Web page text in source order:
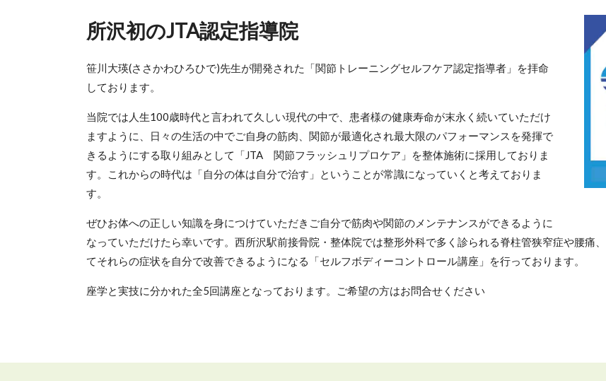
所沢初のJTA認定指導院
笹川大瑛(ささかわひろひで)先生が開発された「関節トレーニングセルフケア認定指導者」を拝命
しております。
当院では人生100歳時代と言われて久しい現代の中で、患者様の健康寿命が末永く続いていただけ
ますように、日々の生活の中でご自身の筋肉、関節が最適化され最大限のパフォーマンスを発揮で
きるようにする取り組みとして「JTA 関節フラッシュリプロケア」を整体施術に採用しておりま
す。これからの時代は「自分の体は自分で治す」ということが常識になっていくと考えておりま
す。
ぜひお体への正しい知識を身につけていただきご自分で筋肉や関節のメンテナンスができるように
なっていただけたら幸いです。西所沢駅前接骨院・整体院では整形外科で多く診られる脊柱管狭窄症や腰痛
てそれらの症状を自分で改善できるようになる「セルフボディーコントロール講座」を行っております。
座学と実技に分かれた全5回講座となっております。ご希望の方はお問合せください